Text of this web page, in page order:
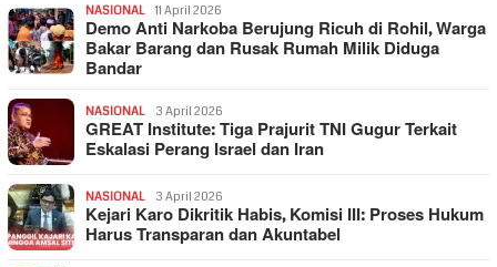
NASIONAL 11 April 2026
Demo Anti Narkoba Berujung Ricuh di Rohil, Warga
Bakar Barang dan Rusak Rumah Milik Diduga
Bandar
NASIONAL 3 April 2026
GREAT Institute: Tiga Prajurit TNI Gugur Terkait
Eskalasi Perang Israel dan Iran
NASIONAL 3 April 2026
Kejari Karo Dikritik Habis, Komisi III: Proses Hukum
Harus Transparan dan Akuntabel